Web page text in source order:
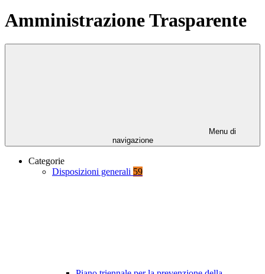
Amministrazione Trasparente
Menu di
navigazione
Categorie
Disposizioni generali 59